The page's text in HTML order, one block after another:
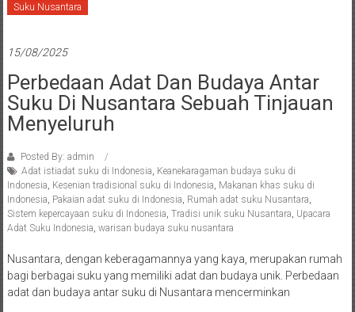
Suku Nusantara
15/08/2025
Perbedaan Adat Dan Budaya Antar
Suku Di Nusantara Sebuah Tinjauan
Menyeluruh
Posted By: admin
Adat istiadat suku di Indonesia, Keanekaragaman budaya suku di
Indonesia, Kesenian tradisional suku di Indonesia, Makanan khas suku di
Indonesia, Pakaian adat suku di Indonesia, Rumah adat suku Nusantara,
Sistem kepercayaan suku di Indonesia, Tradisi unik suku Nusantara, Upacara
Adat Suku Indonesia, warisan budaya suku nusantara
Nusantara, dengan keberagamannya yang kaya, merupakan rumah
bagi berbagai suku yang memiliki adat dan budaya unik. Perbedaan
adat dan budaya antar suku di Nusantara mencerminkan